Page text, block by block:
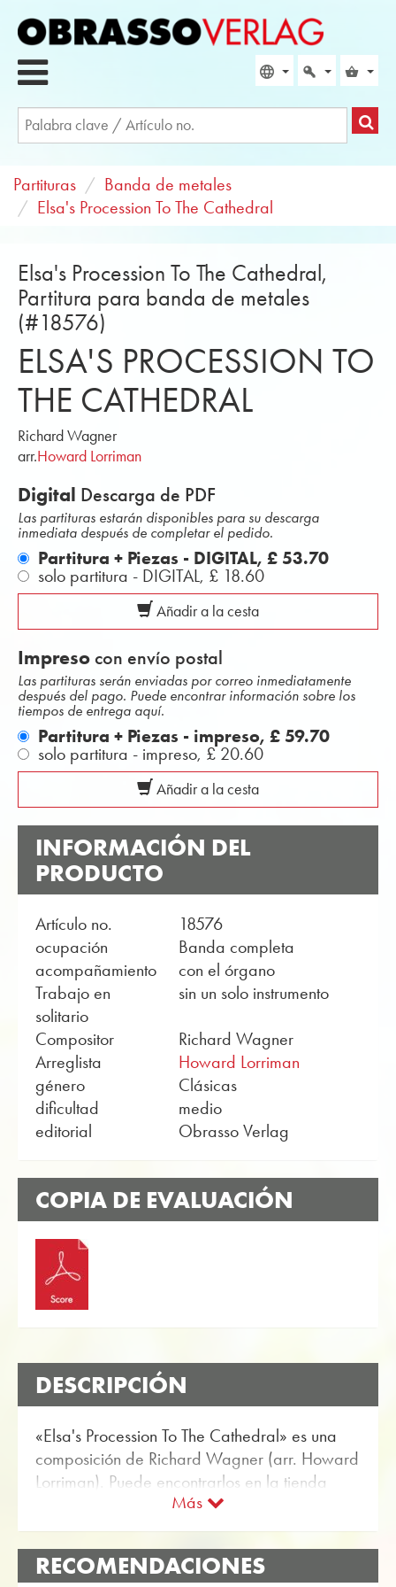
Partituras
Banda de metales
Elsa's Procession To The Cathedral
Elsa's Procession To The Cathedral,
Partitura para banda de metales
(#18576)
ELSA'S PROCESSION TO
THE CATHEDRAL
Richard Wagner
arr.Howard Lorriman
Digital Descarga de PDF
Las partituras estarán disponibles para su descarga
inmediata después de completar el pedido.
Partitura + Piezas - DIGITAL, £ 53.70
solo partitura - DIGITAL, £ 18.60
Añadir a la cesta
Impreso con envío postal
Las partituras serán enviadas por correo inmediatamente
después del pago. Puede encontrar información sobre los
tiempos de entrega aquí.
Partitura + Piezas - impreso, £ 59.70
solo partitura - impreso, £ 20.60
Añadir a la cesta
INFORMACIÓN DEL
PRODUCTO
Artículo no.
18576
ocupación
Banda completa
acompañamiento
con el órgano
Trabajo en
solitario
sin un solo instrumento
Compositor
Richard Wagner
Arreglista
Howard Lorriman
género
Clásicas
dificultad
medio
editorial
Obrasso Verlag
COPIA DE EVALUACIÓN
DESCRIPCIÓN
«Elsa's Procession To The Cathedral» es una
composición de Richard Wagner (arr. Howard
Lorriman). Puede encontrarlos en la tienda
online de Obrasso Partitura para banda de
metales con el artículo no. 18576 disponible.
La partitura se clasifica en Nivel de dificultad
C (medio). Más música clásica por banda de
Más
RECOMENDACIONES